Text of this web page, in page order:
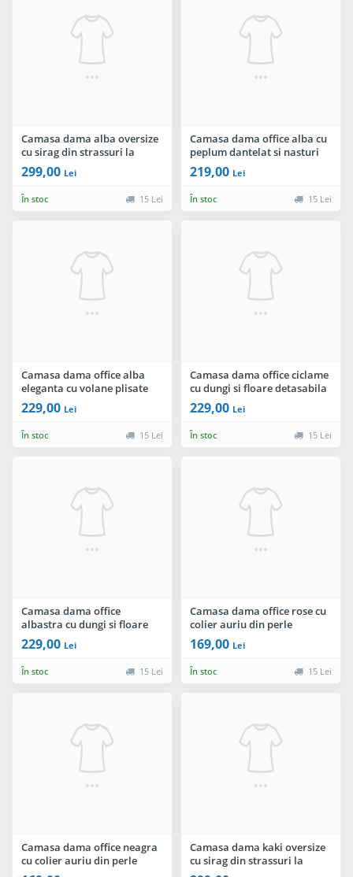
Camasa dama alba oversize
cu sirag din strassuri la
mansete
299,00 Lei
În stoc 15 Lei
Camasa dama office alba cu
peplum dantelat si nasturi
pretiosi
219,00 Lei
În stoc 15 Lei
Camasa dama office alba
eleganta cu volane plisate
229,00 Lei
În stoc 15 Lei
Camasa dama office ciclame
cu dungi si floare detasabila
229,00 Lei
În stoc 15 Lei
Camasa dama office
albastra cu dungi si floare
detasabila
229,00 Lei
În stoc 15 Lei
Camasa dama office rose cu
colier auriu din perle
169,00 Lei
În stoc 15 Lei
Camasa dama office neagra
cu colier auriu din perle
Camasa dama kaki oversize
cu sirag din strassuri la
mansete